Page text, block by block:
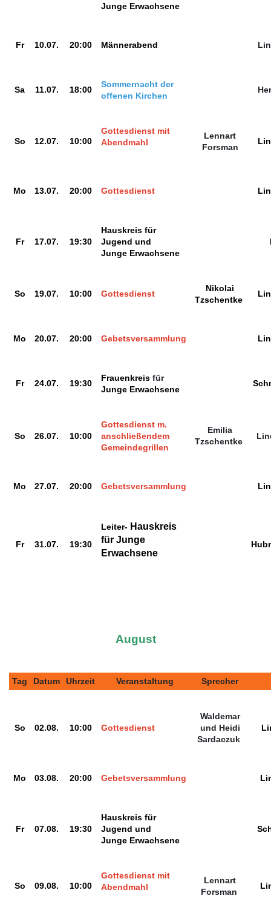
Junge Erwachsene
Fr 10.07. 20:00 Männerabend
Sa 11.07. 18:00
Sommernacht der
offenen Kirchen
So 12.07. 10:00
Gottesdienst mit
Abendmahl
Lennart
Forsman
Mo 13.07. 20:00 Gottesdienst
Fr 17.07. 19:30
Hauskreis für
Jugend und
Junge Erwachsene
So 19.07. 10:00 Gottesdienst
Nikolai
Tzschentke
Mo 20.07. 20:00 Gebetsversammlung
Fr 24.07. 19:30
Frauenkreis für
Junge Erwachsene
So 26.07. 10:00
Gottesdienst m.
anschließendem
Gemeindegrillen
Emilia
Tzschentke
Mo 27.07. 20:00 Gebetsversammlung
Fr 31.07. 19:30
Leiter- Hauskreis
für Junge
Erwachsene
August
Tag Datum Uhrzeit Veranstaltung Sprecher
So 02.08. 10:00 Gottesdienst
Waldemar
und Heidi
Sardaczuk
Mo 03.08. 20:00 Gebetsversammlung
Fr 07.08. 19:30
Hauskreis für
Jugend und
Junge Erwachsene
So 09.08. 10:00
Gottesdienst mit
Abendmahl
Lennart
Forsman